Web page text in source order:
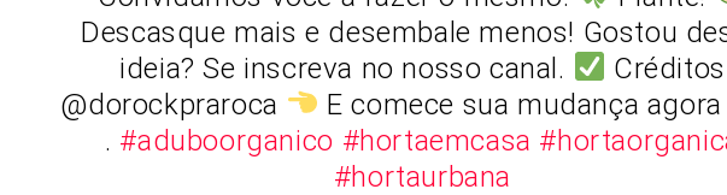
Descasque mais e desembale menos! Gostou
ideia? Se inscreva no nosso canal.
Créditos
@dorockpraroca
E comece sua mudança agora
. #aduboorganico #hortaemcasa
#hortaurbana